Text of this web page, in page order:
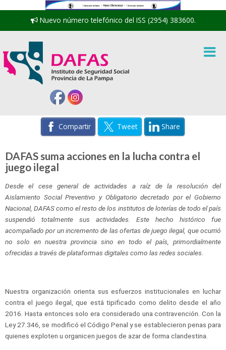
Nuevo número telefónico del ISS (2954) 383600.
Compartir Tweet Share
DAFAS suma acciones en la lucha contra el
juego ilegal
Desde el cese general de actividades a raíz de la resolución del
Aislamiento Social Preventivo y Obligatorio decretado por el Gobierno
Nacional, DAFAS como el resto de los institutos de loterías de todo el país
suspendió totalmente sus actividades. Este hecho histórico fue
acompañado por un incremento de las ofertas de juego ilegal, que ocurrió
no solo en nuestra provincia sino en todo el país, primordialmente
ofrecidas a través de plataformas digitales como las redes sociales.
Nuestra organización orienta sus esfuerzos institucionales en luchar
contra el juego ilegal, que está tipificado como delito desde el año
2016. Hasta entonces solo era considerado una contravención. Con la
Ley 27.346, se modificó el Código Penal y se establecieron penas para
quienes exploten u organicen juegos de azar de forma clandestina.